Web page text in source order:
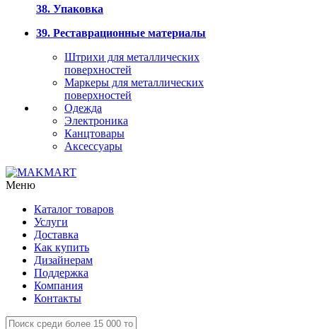
38. Упаковка
39. Реставрационные материалы
Штрихи для металлических
поверхностей
Маркеры для металлических
поверхностей
Одежда
Электроника
Канцтовары
Аксессуары
Меню
Каталог товаров
Услуги
Доставка
Как купить
Дизайнерам
Поддержка
Компания
Контакты